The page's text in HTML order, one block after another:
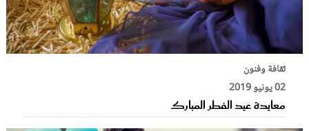
ثقافة وفنون
02 يونيو 2019
معايدة عيد الفطر المبارك